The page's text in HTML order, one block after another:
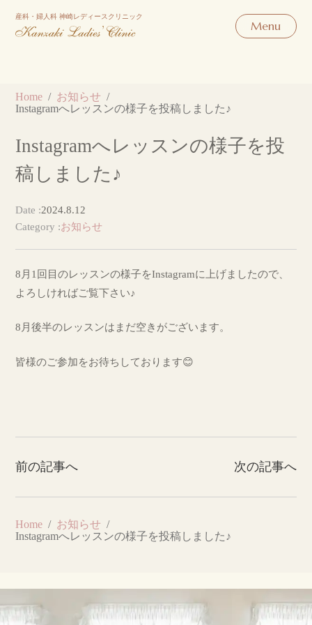
産科・婦人科 神崎レディースクリニック
Home
お知らせ
Instagramへレッスンの様子を投稿しました♪
Instagramへレッスンの様子を投
稿しました♪
Date :2024.8.12
Category :お知らせ
8月1回目のレッスンの様子をInstagramに上げましたので、
よろしければご覧下さい♪
8月後半のレッスンはまだ空きがございます。
皆様のご参加をお待ちしております😊
前の記事へ 次の記事へ
Home
お知らせ
Instagramへレッスンの様子を投稿しました♪